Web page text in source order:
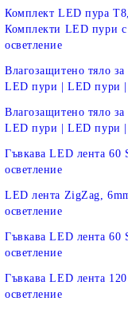
Комплект LED пура
Комплекти LED пури
осветление
Влагозащитено тяло
LED пури | LED пури
Влагозащитено тяло
LED пури | LED пури
Гъвкава LED лента
осветление
LED лента ZigZag,
осветление
Гъвкава LED лента
осветление
Гъвкава LED лента
осветление